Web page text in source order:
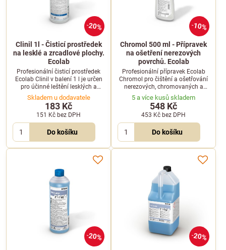
20%
Clinil 1l - Čisticí prostředek
na lesklé a zrcadlové plochy.
Ecolab
Profesionální čisticí prostředek
Ecolab Clinil v balení 1 l je určen
pro účinné leštění lesklých a
zrcadlových ploch. Snadno se
dávkuje a nezanechává šmouhy.
Skladem u dodavatele
183 Kč
151 Kč bez DPH
Do košíku
10%
Chromol 500 ml - Přípravek
na ošetření nerezových
povrchů. Ecolab
Profesionální přípravek Ecolab
Chromol pro čištění a ošetřování
nerezových, chromovaných a
hliníkových ploch. Vytváří
ochranný film odpuzující vodu a
nečistoty.
5 a více kusů skladem
548 Kč
453 Kč bez DPH
Do košíku
20% 20%